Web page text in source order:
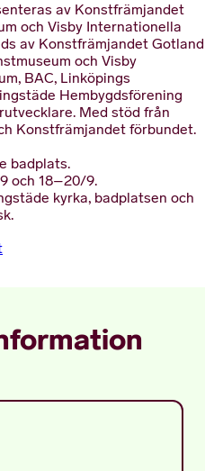
av Konstfrämjandet
och Visby Internationella
av Konstfrämjandet Gotland
och Visby
BAC, Linköpings
Hembygdsförening
Med stöd från
Konstfrämjandet förbundet.
badplats.
och 18–20/9.
kyrka, badplatsen och